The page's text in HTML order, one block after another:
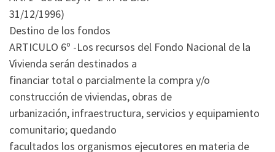
31/12/1996)
Destino de los fondos
ARTICULO 6º -Los recursos del Fondo Nacional de la
Vivienda serán destinados a
financiar total o parcialmente la compra y/o
construcción de viviendas, obras de
urbanización, infraestructura, servicios y equipamiento
comunitario; quedando
facultados los organismos ejecutores en materia de